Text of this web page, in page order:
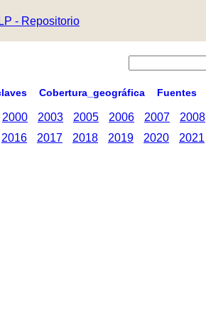
- Repositorio
Cobertura_geográfica Fuentes
2000 2003 2005 2006 2007 2008
2016 2017 2018 2019 2020 2021